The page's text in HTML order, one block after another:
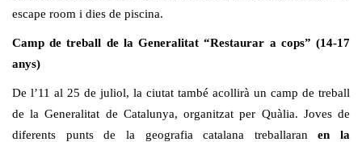
escape room i dies de piscina.
Camp de treball de la Generalitat “Restaurar a cops” (14-17
anys)
De l’11 al 25 de juliol, la ciutat també acollirà un camp de treball
de la Generalitat de Catalunya, organitzat per Quàlia. Joves de
diferents punts de la geografia catalana treballaranen la